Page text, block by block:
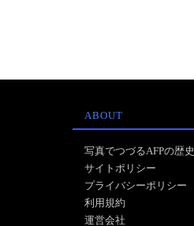
ABOUT
写真でつづるAFPの歴史
サイトポリシー
プライバシーポリシー
利用規約
運営会社